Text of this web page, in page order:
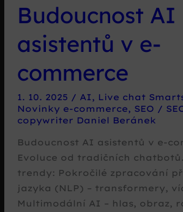
Budoucnost AI
asistentů v e-
commerce
1. 10. 2025 / AI, Live chat
Novinky e-commerce, SEO /
copywriter Daniel Beránek
Budoucnost AI asistentů v e-
Evoluce od tradičních
trendy: Pokročilé zpracování
jazyka (NLP) – transformery,
Multimodální AI – hlas, obraz,